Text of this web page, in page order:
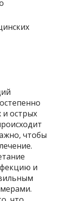
острых
чтобы
и